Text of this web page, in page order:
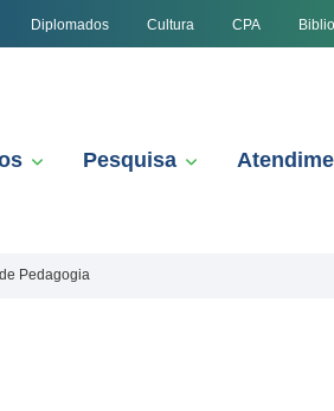
Diplomados Cultura CPA
Pesquisa
Pedagogia